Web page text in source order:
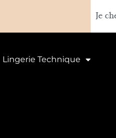
Lingerie Technique